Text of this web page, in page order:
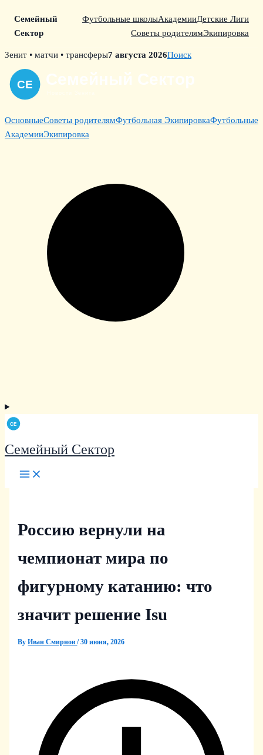
Семейный
Сектор
Футбольные школыАкадемииДетские Лиги
Советы родителямЭкипировка
Skip
content
Зенит • матчи • трансферы7 августа 2026Поиск
ОсновныеСоветы родителямФутбольная ЭкипировкаФутбольные
АкадемииЭкипировка
Семейный Сектор
Россию вернули на
чемпионат мира по
фигурному катанию: что
значит решение Isu
ByИван Смирнов/30 июня, 2026